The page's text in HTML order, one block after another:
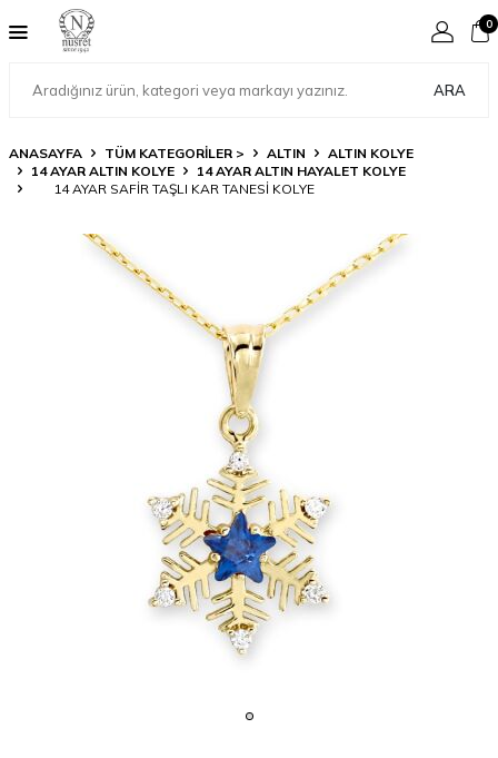
ARA
0
ANASAYFA TÜM KATEGORİLER > ALTIN
ALTIN KOLYE
14 AYAR ALTIN KOLYE
14 AYAR ALTIN HAYALET KOLYE
14 AYAR SAFIR TAŞLI KAR TANESI KOLYE